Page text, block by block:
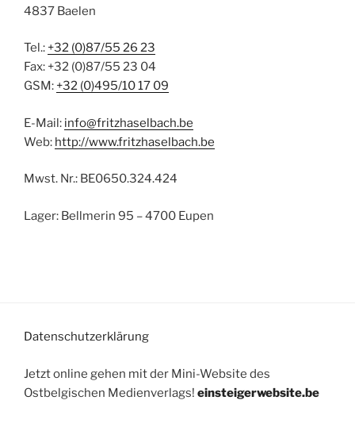
4837 Baelen
Tel.: +32 (0)87/55 26 23
Fax: +32 (0)87/55 23 04
GSM: +32 (0)495/10 17 09
E-Mail: info@fritzhaselbach.be
Web: http://www.fritzhaselbach.be
Mwst. Nr.: BE0650.324.424
Lager: Bellmerin 95 – 4700 Eupen
Datenschutzerklärung
Jetzt online gehen mit der Mini-Website des
Ostbelgischen Medienverlags! einsteigerwebsite.be